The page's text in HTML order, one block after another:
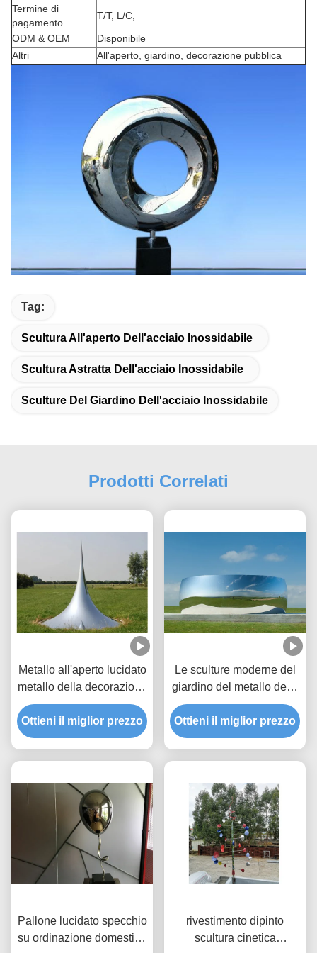
Termine di
pagamento
T/T, L/C,
ODM & OEM
Disponibile
Altri
All'aperto, giardino, decorazione pubblica
Tag:
Scultura All'aperto Dell'acciaio Inossidabile
Scultura Astratta Dell'acciaio Inossidabile
Sculture Del Giardino Dell'acciaio Inossidabile
Prodotti Correlati
Metallo all'aperto lucidato
metallo della decorazione
del giardino il grande
scolpisce la scultura di
goccia
Ottieni il miglior prezzo
Le sculture moderne del
giardino del metallo della
decorazione hanno
lucidato lo specchio
dell'acciaio inossidabile
Ottieni il miglior prezzo
Pallone lucidato specchio
su ordinazione domestico
rivestimento dipinto
scultura cinetica